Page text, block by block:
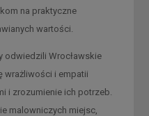
na praktyczne
wartości.
odwiedzili Wrocławskie
wrażliwości i empatii
i zrozumienie ich potrzeb.
malowniczych miejsc,